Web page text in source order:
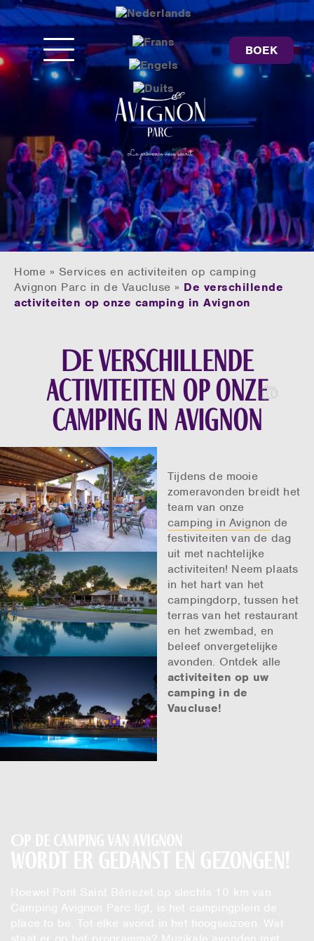
BOEK
Home » Services en activiteiten op camping
Avignon Parc in de Vaucluse » De verschillende
activiteiten op onze camping in Avignon
De verschillende
activiteiten op onze
camping in Avignon
Tijdens de mooie
zomeravonden breidt het
team van onze
camping in Avignon de
festiviteiten van de dag
uit met nachtelijke
activiteiten! Neem plaats
in het hart van het
campingdorp, tussen het
terras van het restaurant
en het zwembad, en
beleef onvergetelijke
avonden. Ontdek alle
activiteiten op uw
camping in de
Vaucluse!